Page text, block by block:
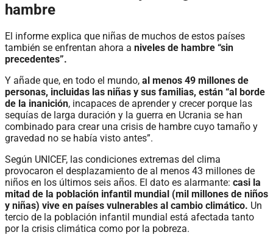
hambre
El informe explica que niñas de muchos de estos países
también se enfrentan ahora a niveles de hambre “sin
precedentes”.
Y añade que, en todo el mundo, al menos 49 millones de
personas, incluidas las niñas y sus familias, están “al borde
de la inanición, incapaces de aprender y crecer porque las
sequías de larga duración y la guerra en Ucrania se han
combinado para crear una crisis de hambre cuyo tamaño y
gravedad no se había visto antes”.
Según UNICEF, las condiciones extremas del clima
provocaron el desplazamiento de al menos 43 millones de
niños en los últimos seis años. El dato es alarmante: casi la
mitad de la población infantil mundial (mil millones de niños
y niñas) vive en países vulnerables al cambio climático. Un
tercio de la población infantil mundial está afectada tanto
por la crisis climática como por la pobreza.